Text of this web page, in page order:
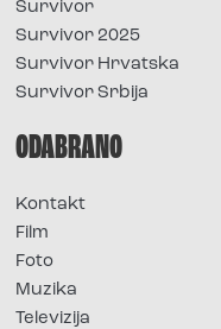
Survivor
Survivor 2025
Survivor Hrvatska
Survivor Srbija
ODABRANO
Kontakt
Film
Foto
Muzika
Televizija